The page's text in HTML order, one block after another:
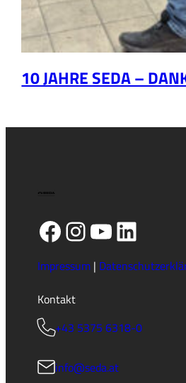
10 JAHRE SEDA –
Facebook
Instagram
YouTube
LinkedIn
Impressum|
Kontakt
+43 5375 6318-0
info@seda.at